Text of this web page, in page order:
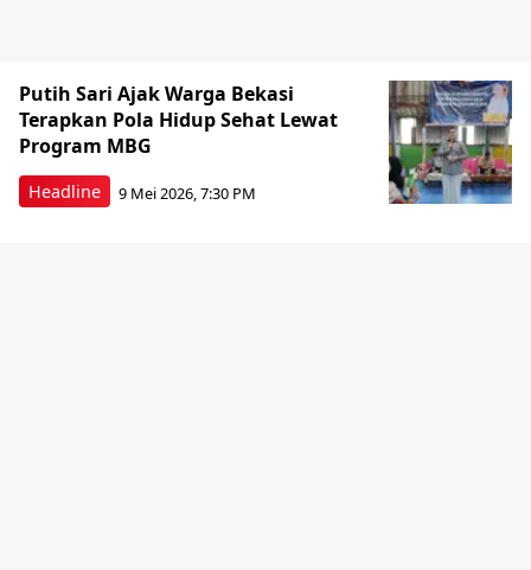
Headline
Putih Sari Ajak Warga Bekasi
Terapkan Pola Hidup Sehat Lewat
Program MBG
9 Mei 2026, 7:30 PM